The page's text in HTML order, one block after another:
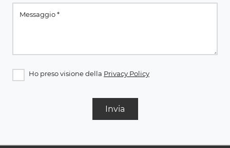
Ho preso visione della Privacy Policy
Invia